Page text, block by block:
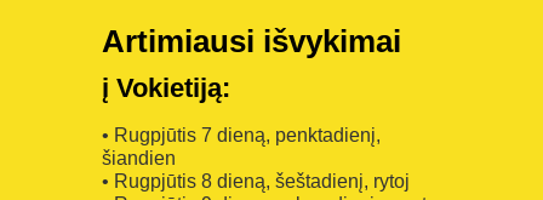
Artimiausi išvykimai
į Vokietiją:
• Rugpjūtis 7 dieną, penktadienį,
šiandien
• Rugpjūtis 8 dieną, šeštadienį, rytoj